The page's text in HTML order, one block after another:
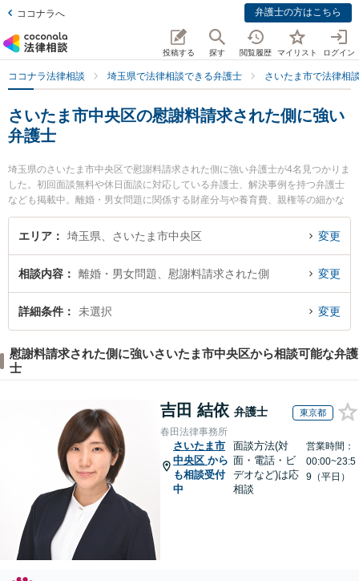
ココナラへ 弁護士の方はこちら
投稿する 探す 閲覧履歴 マイリスト ログイン
ココナラ法律相談 埼玉県で法律相談できる弁護士 さいたま市で法律相
さいたま市中央区の慰謝料請求された側に強い
弁護士
埼玉県のさいたま市中央区で慰謝料請求された側に強い弁護士が4名見つかりま
した。初回面談無料や休日面談に対応している弁護士、解決事例を持つ弁護士
なども掲載中。離婚・男女問題に関係する財産分与や養育費、親権等の細かな
分野での絞り込み検索もでき便利です。特にSINTO法律事務所の鈴木 秀二弁護
士や埼玉つきあかり法律事務所の依田 隆文弁護士、さいたま新都心法律事務所
ブルを今すぐに弁護士に相談したい』『慰謝料請求された側のトラブル解決の
実績豊富な近くの弁護士を検索したい』『初回相談無料で慰謝料請求された側
を法律相談できるさいたま市中央区内の弁護士に相談予約したい』などでお困
エリア 埼玉県、さいたま市中央区 変更
相談内容 離婚・男女問題、慰謝料請求された側 変更
詳細条件 未選択 変更
慰謝料請求された側に強いさいたま市中央区から相談可能な弁護
士
吉田 結依 弁護士 東京都
春田法律事務所
さいたま市
中央区 から
も相談受付
中
面談方法(対
面・電話・ビ
デオなど)は応
相談
営業時間：
00:00~23:5
9（平日）